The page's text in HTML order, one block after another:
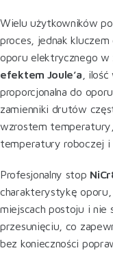
Wielu użytkowników
proces, jednak
oporu elektrycznego w
efektem Joule’a ,
proporcjonalna do
zamienniki drutów
wzrostem temperatury,
temperatury roboczej i
Profesjonalny stop
charakterystykę
miejscach postoju i nie
przesunięciu, co
bez konieczności